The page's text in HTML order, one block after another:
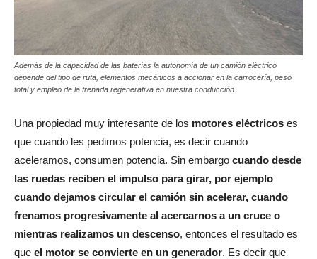
Además de la capacidad de las baterías la autonomía de un camión eléctrico
depende del tipo de ruta, elementos mecánicos a accionar en la carrocería, peso
total y empleo de la frenada regenerativa en nuestra conducción.
Una propiedad muy interesante de los motores eléctricos es
que cuando les pedimos potencia, es decir cuando
aceleramos, consumen potencia. Sin embargo cuando desde
las ruedas reciben el impulso para girar, por ejemplo
cuando dejamos circular el camión sin acelerar, cuando
frenamos progresivamente al acercarnos a un cruce o
mientras realizamos un descenso, entonces el resultado es
que el motor se convierte en un generador. Es decir que